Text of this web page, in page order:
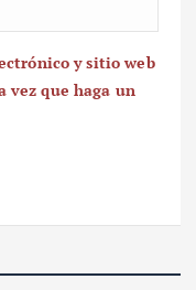
y sitio web
vez que haga un